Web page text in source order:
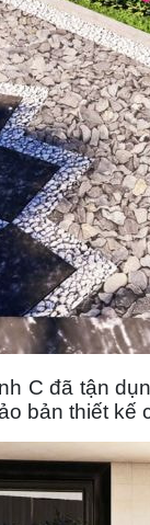
C đã tận
bản thiết